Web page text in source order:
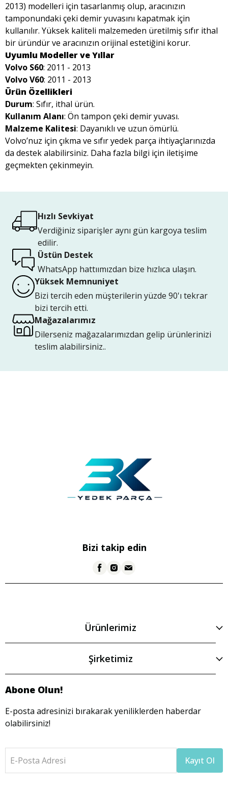
2013) modelleri için tasarlanmış olup, aracınızın
tamponundaki çeki demir yuvasını kapatmak için
kullanılır. Yüksek kaliteli malzemeden üretilmiş sıfır ithal
bir üründür ve aracınızın orijinal estetiğini korur.
Uyumlu Modeller ve Yıllar
Volvo S60: 2011 - 2013
Volvo V60: 2011 - 2013
Ürün Özellikleri
Durum: Sıfır, ithal ürün.
Kullanım Alanı: Ön tampon çeki demir yuvası.
Malzeme Kalitesi: Dayanıklı ve uzun ömürlü.
Volvo’nuz için çıkma ve sıfır yedek parça ihtiyaçlarınızda
da destek alabilirsiniz. Daha fazla bilgi için iletişime
geçmekten çekinmeyin.
Hızlı Sevkiyat
Verdiğiniz siparişler aynı gün kargoya teslim
edilir.
Üstün Destek
WhatsApp hattıımızdan bize hızlıca ulaşın.
Yüksek Memnuniyet
Bizi tercih eden müşterilerin yüzde 90'ı tekrar
bizi tercih etti.
Mağazalarımız
Dilerseniz mağazalarımızdan gelip ürünlerinizi
teslim alabilirsiniz..
Bizi takip edin
Ürünlerimiz
Şirketimiz
Abone Olun!
E-posta adresinizi bırakarak yeniliklerden haberdar
olabilirsiniz!
E-Posta Adresi Kayıt Ol